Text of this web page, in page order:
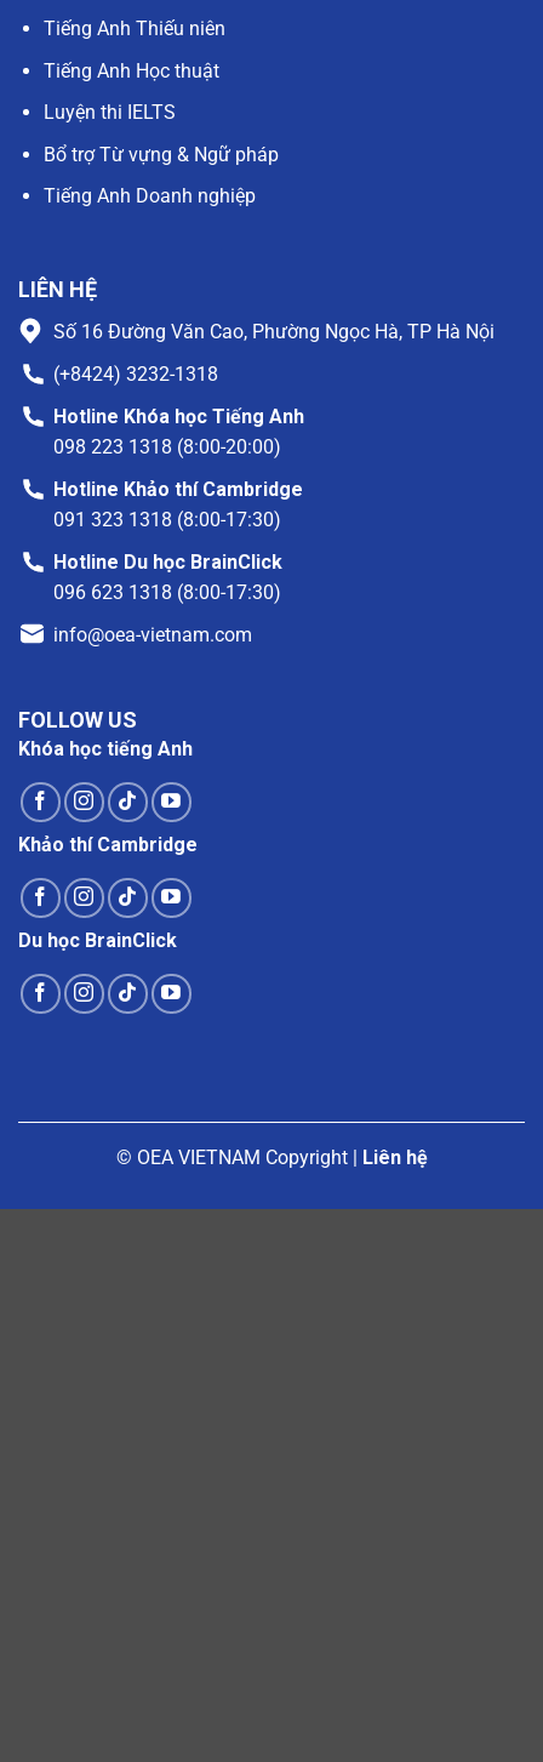
Tiếng Anh Thiếu niên
Tiếng Anh Học thuật
Luyện thi IELTS
Bổ trợ Từ vựng & Ngữ pháp
Tiếng Anh Doanh nghiệp
LIÊN HỆ
Số 16 Đường Văn Cao, Phường Ngọc Hà, TP Hà Nội
(+8424) 3232-1318
Hotline Khóa học Tiếng Anh
098 223 1318 (8:00-20:00)
Hotline Khảo thí Cambridge
091 323 1318 (8:00-17:30)
Hotline Du học BrainClick
096 623 1318 (8:00-17:30)
info@oea-vietnam.com
FOLLOW US
Khóa học tiếng Anh
Khảo thí Cambridge
Du học BrainClick
© OEA VIETNAM Copyright | Liên hệ